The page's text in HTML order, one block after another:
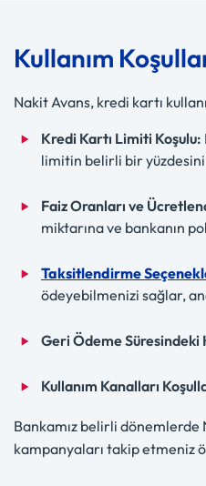
Kullanım
Nakit Avans, kredi kartı
Kredi Kartı Limiti Koşulu:
limitin belirli bir yüzdesini
Faiz Oranları ve
miktarına ve bankanın
Taksitlendirme
ödeyebilmenizi sağlar,
Geri Ödeme Süresindeki
Kullanım Kanalları
Bankamız belirli
kampanyaları takip etmeniz